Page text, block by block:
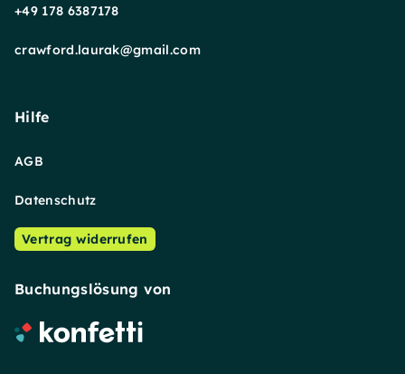
+49 178 6387178
crawford.laurak@gmail.com
Hilfe
AGB
Datenschutz
Vertrag widerrufen
Buchungslösung von